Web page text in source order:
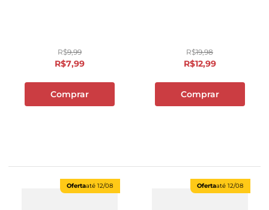
R$9,99
R$7,99
Comprar
R$19,98
R$12,99
Comprar
Ofertaaté 12/08 Ofertaaté 12/08